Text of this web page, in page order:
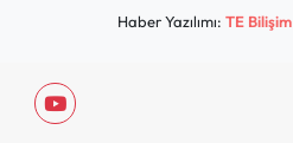
Haber Yazılımı:TE Bilişim